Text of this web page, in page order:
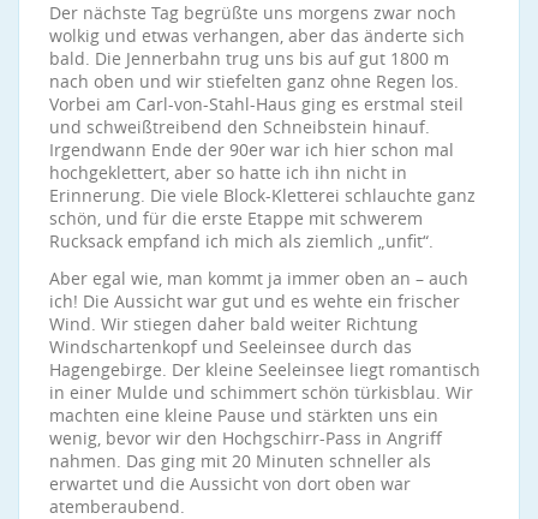
Der nächste Tag begrüßte uns morgens zwar noch
wolkig und etwas verhangen, aber das änderte sich
bald. Die Jennerbahn trug uns bis auf gut 1800 m
nach oben und wir stiefelten ganz ohne Regen los.
Vorbei am Carl-von-Stahl-Haus ging es erstmal steil
und schweißtreibend den Schneibstein hinauf.
Irgendwann Ende der 90er war ich hier schon mal
hochgeklettert, aber so hatte ich ihn nicht in
Erinnerung. Die viele Block-Kletterei schlauchte ganz
schön, und für die erste Etappe mit schwerem
Rucksack empfand ich mich als ziemlich „unfit“.
Aber egal wie, man kommt ja immer oben an – auch
ich! Die Aussicht war gut und es wehte ein frischer
Wind. Wir stiegen daher bald weiter Richtung
Windschartenkopf und Seeleinsee durch das
Hagengebirge. Der kleine Seeleinsee liegt romantisch
in einer Mulde und schimmert schön türkisblau. Wir
machten eine kleine Pause und stärkten uns ein
wenig, bevor wir den Hochgschirr-Pass in Angriff
nahmen. Das ging mit 20 Minuten schneller als
erwartet und die Aussicht von dort oben war
atemberaubend.